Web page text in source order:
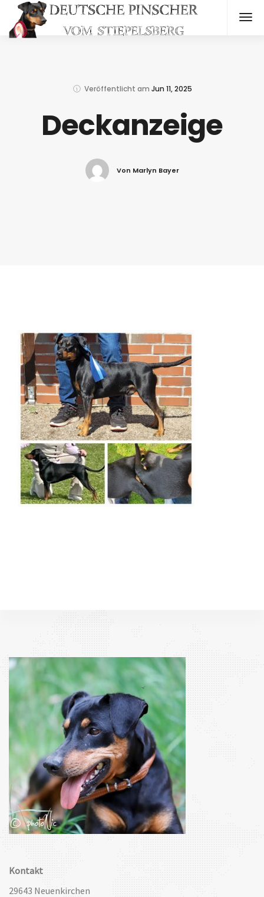
Veröffentlicht am Jun 11, 2025
Deckanzeige
Von Marlyn Bayer
Kontakt
29643 Neuenkirchen